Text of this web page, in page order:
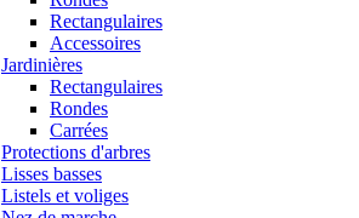
Rectangulaires
Accessoires
Jardinières
Rectangulaires
Rondes
Carrées
Protections d'arbres
Lisses basses
Listels et voliges